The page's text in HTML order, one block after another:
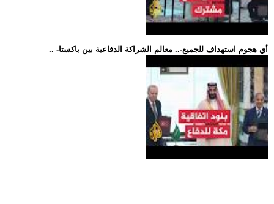
.. -أي هجوم استهداف للجميع-.. معالم الشراكة الدفاعية بين باكستا